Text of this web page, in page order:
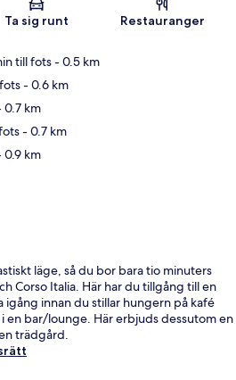
Karta
Ta sig runt Restauranger
till fots- 0.5 km
- 0.6 km
0.7 km
- 0.7 km
0.9 km
läge, så du bor bara tio minuters
Corso Italia. Här har du tillgång till en
igång innan du stillar hungern på kafé
en bar/lounge. Här erbjuds dessutom en
trädgård.